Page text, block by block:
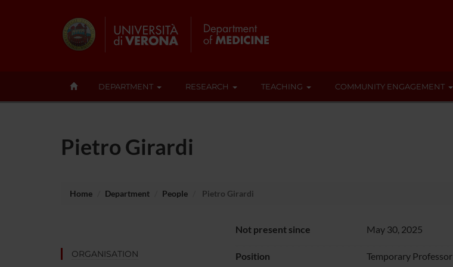
DEPARTMENT RESEARCH TEACHING COMMUNITY ENGAGEMENT
Pietro Girardi
Home Department People Pietro Girardi
ORGANISATION
Not present since May 30, 2025
Position Temporary Professor